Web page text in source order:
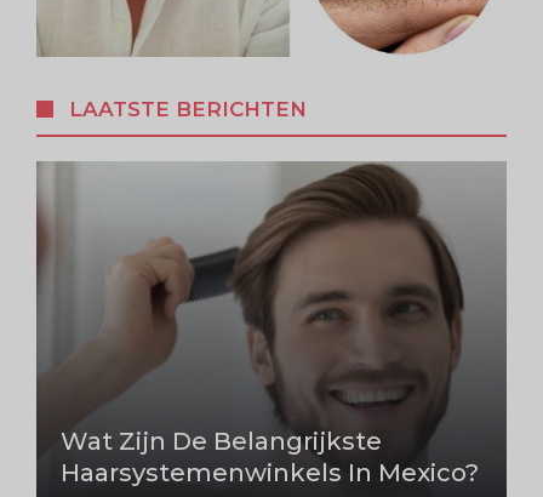
LAATSTE BERICHTEN
Wat Zijn De Belangrijkste
Haarsystemenwinkels In Mexico?